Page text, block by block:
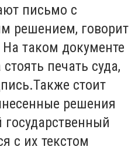
письмо с
решением, говорит
таком документе
печать суда,
стоит
решения
с их текстом